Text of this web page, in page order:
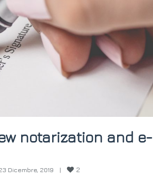
notarization and e-
Dicembre, 2019 | 2